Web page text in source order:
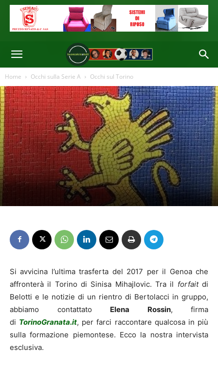
Home Occhi sulla Serie A Occhi sul Torino
Si avvicina l’ultima trasferta del 2017 per il Genoa che
affronterà il Torino di Sinisa Mihajlovic. Tra il forfaitdi
Belotti e le notizie di un rientro di Bertolacci in gruppo,
abbiamo contattato Elena Rossin, firma
di TorinoGranata.it, per farci raccontare qualcosa in più
sulla formazione piemontese. Ecco la nostra intervista
esclusiva.